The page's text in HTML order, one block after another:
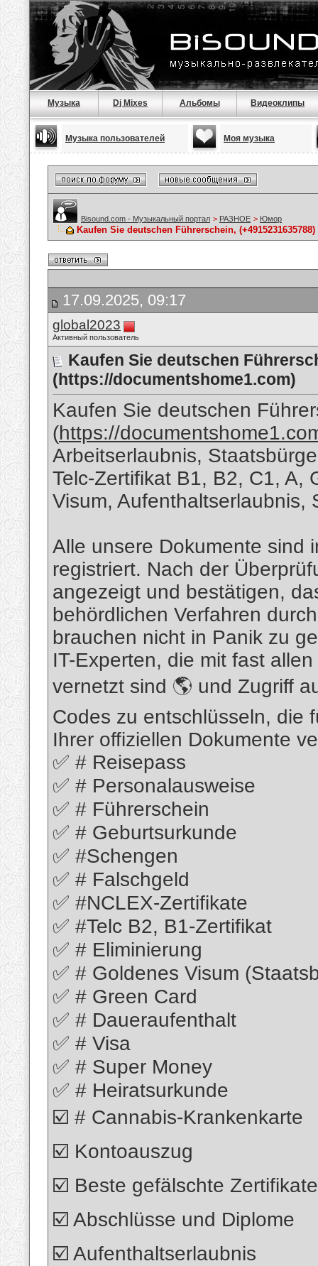
Музыка Dj Mixes Альбомы Видеоклипы
Музыка пользователей Моя музыка
Bisound.com - Музыкальный портал > РАЗНОЕ > Юмор
Kaufen Sie deutschen Führerschein,
17.09.2025, 09:17
global2023
Активный пользователь
Kaufen Sie deutschen
(https://documentshome1.com)
Kaufen Sie deutschen
(https://
Arbeitserlaubnis,
Telc-Zertifikat B1, B2, C1, A,
Visum, Aufenthaltserlaubnis,
Alle unsere Dokumente sind
registriert. Nach der
angezeigt und bestätigen,
behördlichen Verfahren
brauchen nicht in Panik zu
IT-Experten, die mit fast
vernetzt sind 🌎 und Zugriff
Codes zu entschlüsseln, die
Ihrer offiziellen Dokumente
✅ # Reisepass
✅ # Personalausweise
✅ # Führerschein
✅ # Geburtsurkunde
✅ #Schengen
✅ # Falschgeld
✅ #NCLEX-Zertifikate
✅ #Telc B2, B1-Zertifikat
✅ # Eliminierung
✅ # Goldenes Visum
✅ # Green Card
✅ # Daueraufenthalt
✅ # Visa
✅ # Super Money
✅ # Heiratsurkunde
☑️ # Cannabis-Krankenkarte
☑️ Kontoauszug
☑️ Beste gefälschte Zertifikate
☑️ Abschlüsse und Diplome
☑️ Aufenthaltserlaubnis